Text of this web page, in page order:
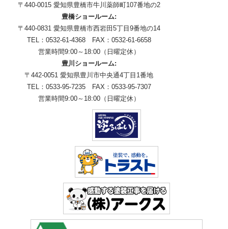
〒440-0015 愛知県豊橋市牛川薬師町107番地の2
豊橋ショールーム:
〒440-0831 愛知県豊橋市西岩田5丁目9番地の14
TEL：0532-61-4368 FAX：0532-61-6658
営業時間9:00～18:00（日曜定休）
豊川ショールーム:
〒442-0051 愛知県豊川市中央通4丁目1番地
TEL：0533-95-7235 FAX：0533-95-7307
営業時間9:00～18:00（日曜定休）